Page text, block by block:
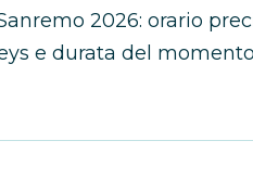
2026: orario
e durata del